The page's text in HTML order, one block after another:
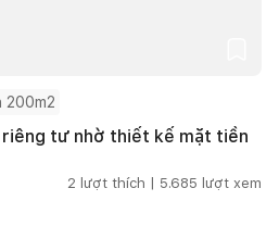
200m2
riêng tư nhờ thiết kế mặt tiền
2 lượt thích | 5.685 lượt xem